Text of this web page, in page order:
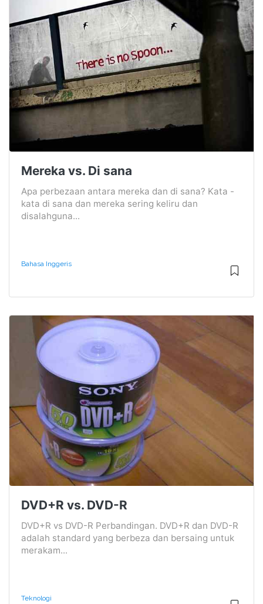
Mereka vs. Di sana
Apa perbezaan antara mereka dan di sana? Kata -
kata di sana dan mereka sering keliru dan
disalahguna...
Bahasa Inggeris
DVD+R vs. DVD-R
DVD+R vs DVD-R Perbandingan. DVD+R dan DVD-R
adalah standard yang berbeza dan bersaing untuk
merakam...
Teknologi